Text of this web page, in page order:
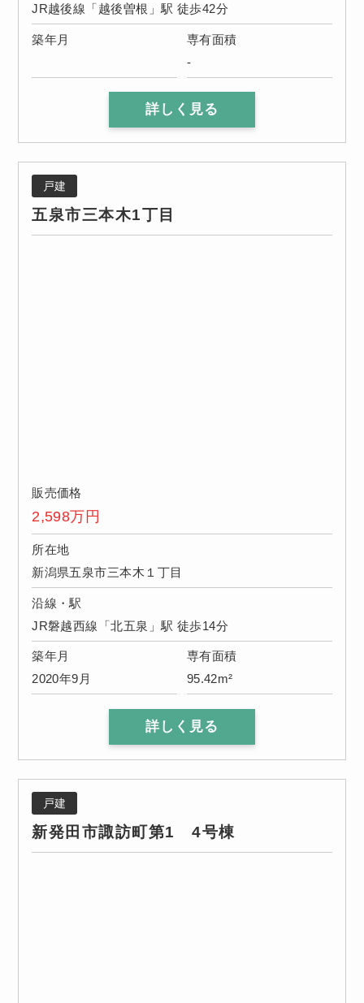
JR越後線「越後曽根」駅 徒歩42分
築年月
専有面積
-
詳しく見る
戸建
五泉市三本木1丁目
販売価格
2,598万円
所在地
新潟県五泉市三本木１丁目
沿線・駅
JR磐越西線「北五泉」駅 徒歩14分
築年月
2020年9月
専有面積
95.42m²
詳しく見る
戸建
新発田市諏訪町第1 4号棟